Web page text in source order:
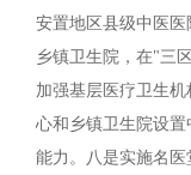
安置地区县级中医
乡镇卫生院，在"三
加强基层医疗卫生
心和乡镇卫生院设
能力。八是实施名医